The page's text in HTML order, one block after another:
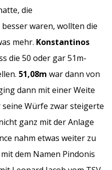
die
waren, wollten die
mehr. Konstantinos
die 50 oder gar 51m-
51,08m war dann von
dann mit einer Weite
seine Würfe zwar steigerte
ganz mit der Anlage
nahm etwas weiter zu
dem Namen Pindonis